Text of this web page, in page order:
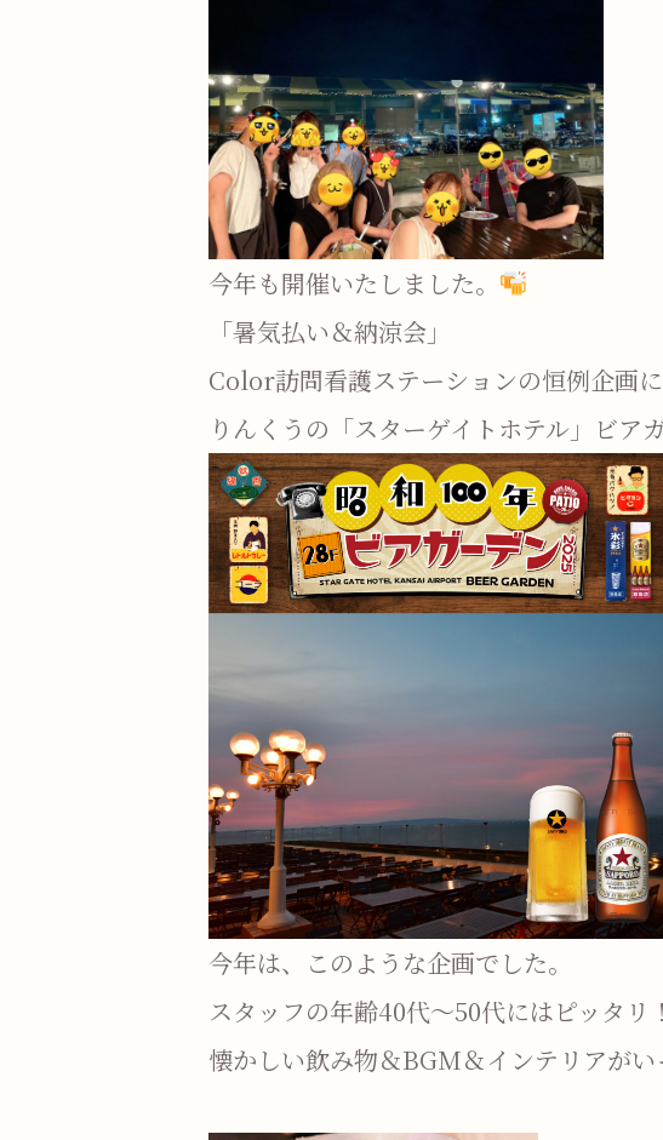
今年も開催いたしました。
「暑気払い＆納涼会」
Color訪問看護ステーションの恒例企画に
りんくうの「スターゲイトホテル」ビア
今年は、このような企画でした。
スタッフの年齢40代～50代にはピッタリ！
懐かしい飲み物＆BGM＆インテリアがい